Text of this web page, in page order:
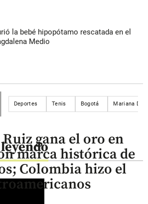
la bebé hipopótamo rescatada en el
Medio
Deportes Tenis Bogotá Mariana
gana el oro en
marca histórica de
Colombia hizo el